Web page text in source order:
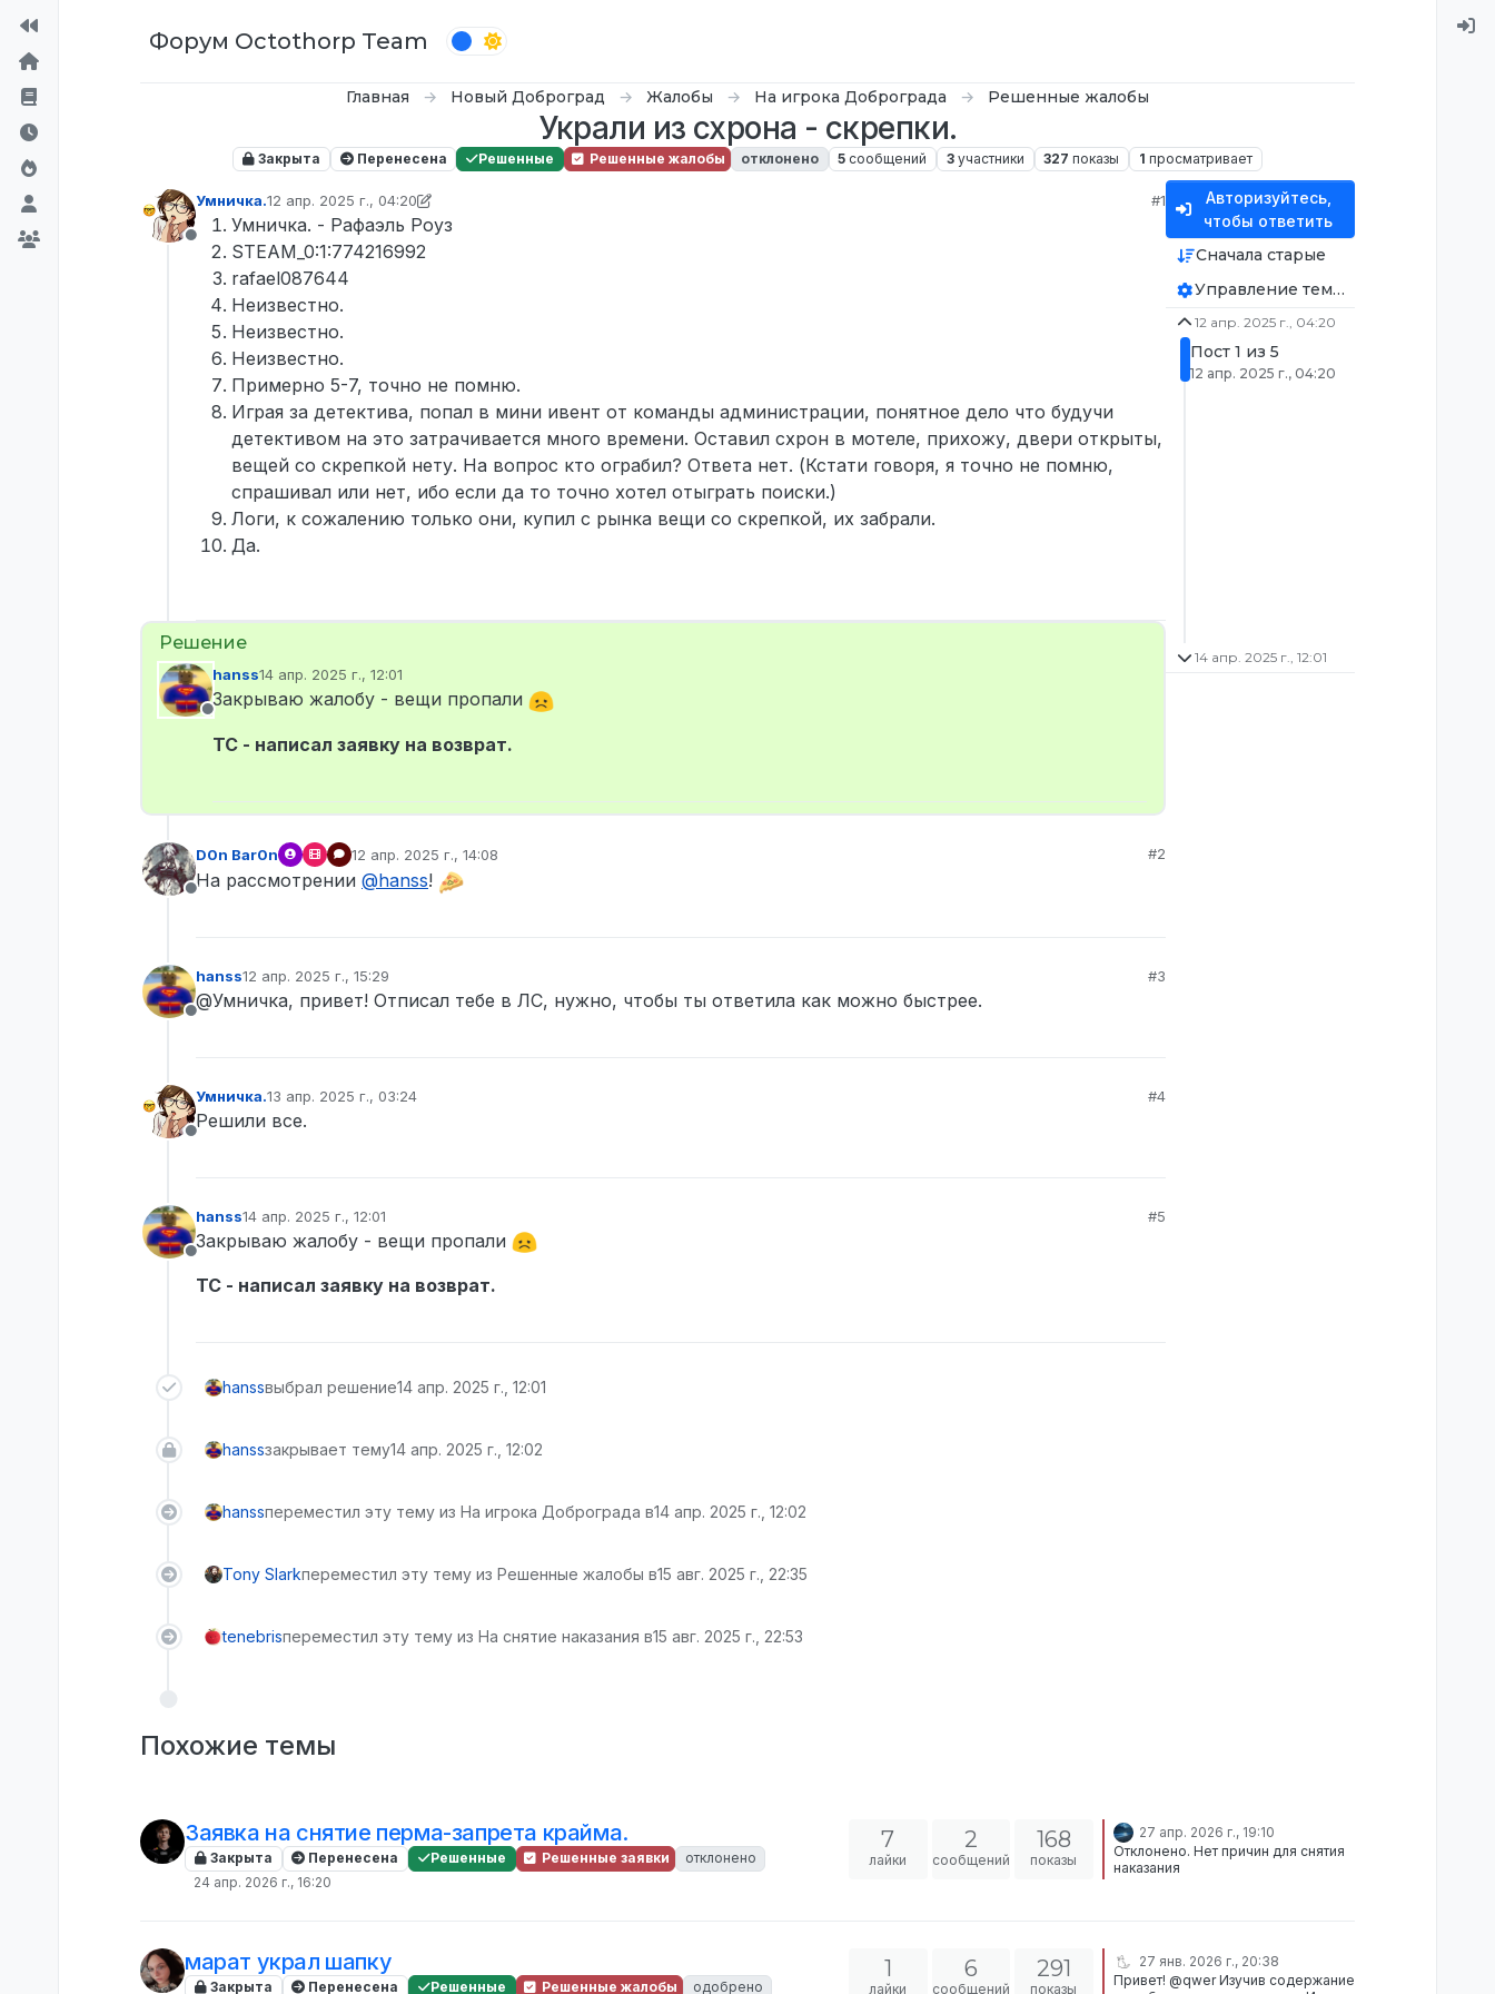
Форум Octothorp Team
Главная Новый Доброград Жалобы На игрока Доброграда Решенные жалобы
Украли из схрона - скрепки.
Закрыта Перенесена Решенные Решенные жалобы отклонено 5 сообщений 3 участники 327 показы 1 просматривает
Не в сети
Умничка.12 апр. 2025 г., 04:20
отредактировано D0n Bar0n
#1
Умничка. - Рафаэль Роуз
STEAM_0:1:774216992
rafael087644
Неизвестно.
Неизвестно.
Неизвестно.
Примерно 5-7, точно не помню.
Играя за детектива, попал в мини ивент от команды администрации, понятное дело что будучи
детективом на это затрачивается много времени. Оставил схрон в мотеле, прихожу, двери открыты,
вещей со скрепкой нету. На вопрос кто ограбил? Ответа нет. (Кстати говоря, я точно не помню,
спрашивал или нет, ибо если да то точно хотел отыграть поиски.)
Логи, к сожалению только они, купил с рынка вещи со скрепкой, их забрали.
Да.
Не в сети
hanss14 апр. 2025 г., 12:01
отредактировано
Закрываю жалобу - вещи пропали
ТС - написал заявку на возврат.
Не в сети
D0n Bar0n 12 апр. 2025 г., 14:08
отредактировано
#2
На рассмотрении @hanss!
Не в сети
hanss12 апр. 2025 г., 15:29
отредактировано
#3
@Умничка, привет! Отписал тебе в ЛС, нужно, чтобы ты ответила как можно быстрее.
Не в сети
Умничка.13 апр. 2025 г., 03:24
отредактировано
#4
Решили все.
Не в сети
hanss14 апр. 2025 г., 12:01
отредактировано
#5
Закрываю жалобу - вещи пропали
ТС - написал заявку на возврат.
hanssвыбрал решение14 апр. 2025 г., 12:01
hanssзакрывает тему14 апр. 2025 г., 12:02
hanssпереместил эту тему из На игрока Доброграда в14 апр. 2025 г., 12:02
Tony Slarkпереместил эту тему из Решенные жалобы в15 авг. 2025 г., 22:35
tenebrisпереместил эту тему из На снятие наказания в15 авг. 2025 г., 22:53
Авторизуйтесь,
чтобы ответить
Сначала старые
Управление темой
12 апр. 2025 г., 04:20
Пост 1 из 5
12 апр. 2025 г., 04:20
14 апр. 2025 г., 12:01
Похожие темы
Заявка на снятие перма-запрета крайма.
Закрыта Перенесена Решенные Решенные заявки
отклонено
24 апр. 2026 г., 16:20
7
лайки
2
сообщений
168
показы
27 апр. 2026 г., 19:10
Отклонено. Нет причин для снятия
наказания
марат украл шапку
Закрыта Перенесена Решенные Решенные жалобы одобрено
1
лайки
6
сообщений
291
показы
27 янв. 2026 г., 20:38
Привет! @qwer Изучив содержание